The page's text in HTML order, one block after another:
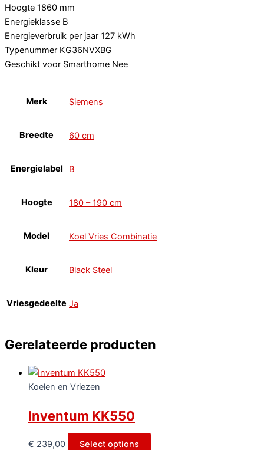
Hoogte 1860 mm
Energieklasse B
Energieverbruik per jaar 127 kWh
Typenummer KG36NVXBG
Geschikt voor Smarthome Nee
Merk Siemens
Breedte 60 cm
Energielabel B
Hoogte 180 – 190 cm
Model Koel Vries Combinatie
Kleur Black Steel
Vriesgedeelte Ja
Gerelateerde producten
Koelen en Vriezen
Inventum KK550
€ 239,00 Select options